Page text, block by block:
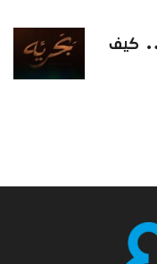
كيف